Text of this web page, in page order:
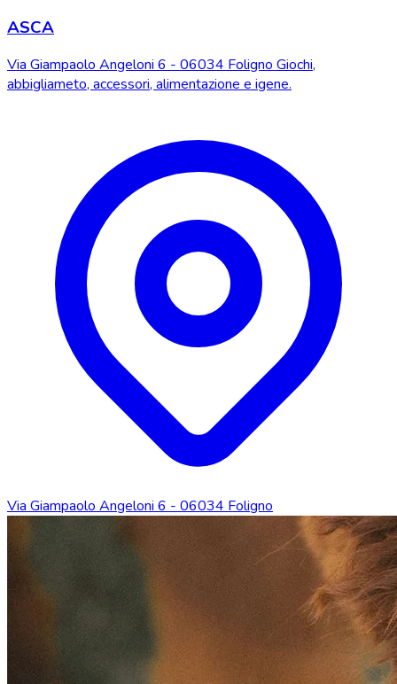
ASCA
Via Giampaolo Angeloni 6 - 06034 Foligno Giochi,
abbigliameto, accessori, alimentazione e igene.
Via Giampaolo Angeloni 6 - 06034 Foligno